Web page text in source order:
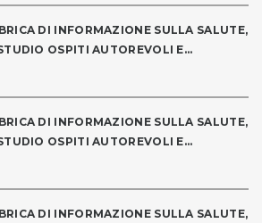
DI INFORMAZIONE SULLA SALUTE,
OSPITI AUTOREVOLI E...
DI INFORMAZIONE SULLA SALUTE,
OSPITI AUTOREVOLI E...
DI INFORMAZIONE SULLA SALUTE,